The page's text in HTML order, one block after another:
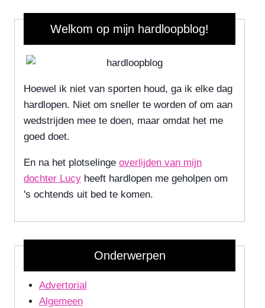
Welkom op mijn hardloopblog!
Hoewel ik niet van sporten houd, ga ik elke dag
hardlopen. Niet om sneller te worden of om aan
wedstrijden mee te doen, maar omdat het me
goed doet.
En na het plotselinge overlijden van mijn
dochter Lucy heeft hardlopen me geholpen om
's ochtends uit bed te komen.
Onderwerpen
Advertorial
Algemeen